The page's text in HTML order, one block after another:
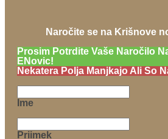
Naročite se na Krišnove
Prosim Potrdite Vaše Naročilo
ENovic!
Nekatera Polja Manjkajo Ali So
Ime
Priimek